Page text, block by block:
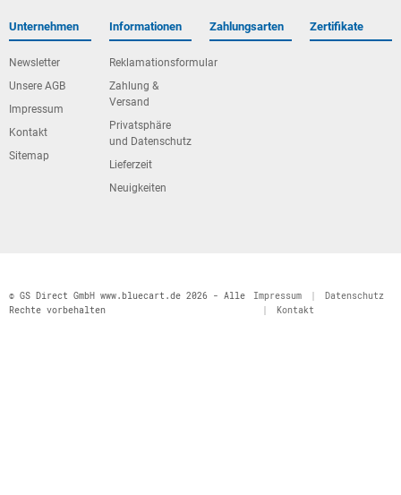
Unternehmen
Newsletter
Unsere AGB
Impressum
Kontakt
Sitemap
Informationen
Reklamationsformular
Zahlung &
Versand
Privatsphäre
und Datenschutz
Lieferzeit
Neuigkeiten
Zahlungsarten Zertifikate
© GS Direct GmbH www.bluecart.de 2026 - Alle
Rechte vorbehalten
Impressum |
Datenschutz
|
Kontakt